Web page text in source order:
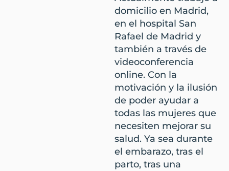
domicilio en Madrid,
en el hospital San
Rafael de Madrid y
también a través de
videoconferencia
online. Con la
motivación y la ilusión
de poder ayudar a
todas las mujeres que
necesiten mejorar su
salud. Ya sea durante
el embarazo, tras el
parto, tras una